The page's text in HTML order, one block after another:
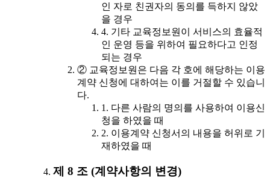
인 자로 친권자의 동의를 득하지 않았
을 경우
4. 기타 교육정보원이 서비스의 효율적
인 운영 등을 위하여 필요하다고 인정
되는 경우
② 교육정보원은 다음 각 호에 해당하는 이용
계약 신청에 대하여는 이를 거절할 수 있습니
다.
1. 다른 사람의 명의를 사용하여 이용신
청을 하였을 때
2. 이용계약 신청서의 내용을 허위로 기
재하였을 때
제 8 조 (계약사항의 변경)